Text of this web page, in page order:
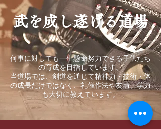
武を成し遂げる道場
何事に対しても一生懸命努力できる子供たち
の育成を目指しています。
​当道場では、剣道を通じて精神力・技術・体
の成長だけではなく、礼儀作法や友情、学力
も大切に教えています。